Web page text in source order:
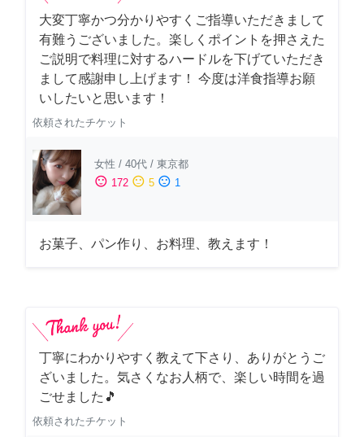
大変丁寧かつ分かりやすくご指導いただきまして
有難うございました。楽しくポイントを押さえた
ご説明で料理に対するハードルを下げていただき
まして感謝申し上げます！ 今度は洋食指導お願
いしたいと思います！
依頼されたチケット
女性 / 40代 / 東京都
sentiment_satisfied 172 sentiment_neutral 5 sentiment_dissatisfied 1
お菓子、パン作り、お料理、教えます！
丁寧にわかりやすく教えて下さり、ありがとうご
ざいました。気さくなお人柄で、楽しい時間を過
ごせました🎵
依頼されたチケット